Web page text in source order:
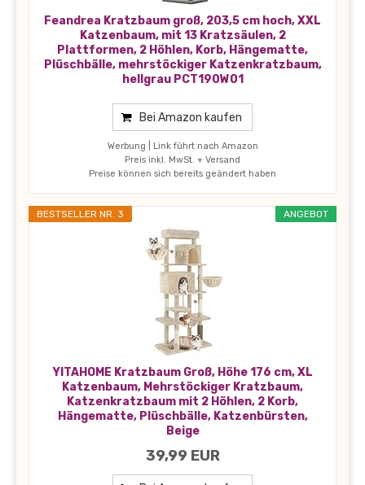
Feandrea Kratzbaum groß, 203,5 cm hoch, XXL
Katzenbaum, mit 13 Kratzsäulen, 2
Plattformen, 2 Höhlen, Korb, Hängematte,
Plüschbälle, mehrstöckiger Katzenkratzbaum,
hellgrau PCT190W01
Bei Amazon kaufen
Werbung | Link führt nach Amazon
Preis inkl. MwSt. + Versand
Preise können sich bereits geändert haben
ANGEBOT
BESTSELLER NR. 3
YITAHOME Kratzbaum Groß, Höhe 176 cm, XL
Katzenbaum, Mehrstöckiger Kratzbaum,
Katzenkratzbaum mit 2 Höhlen, 2 Korb,
Hängematte, Plüschbälle, Katzenbürsten,
Beige
39,99 EUR